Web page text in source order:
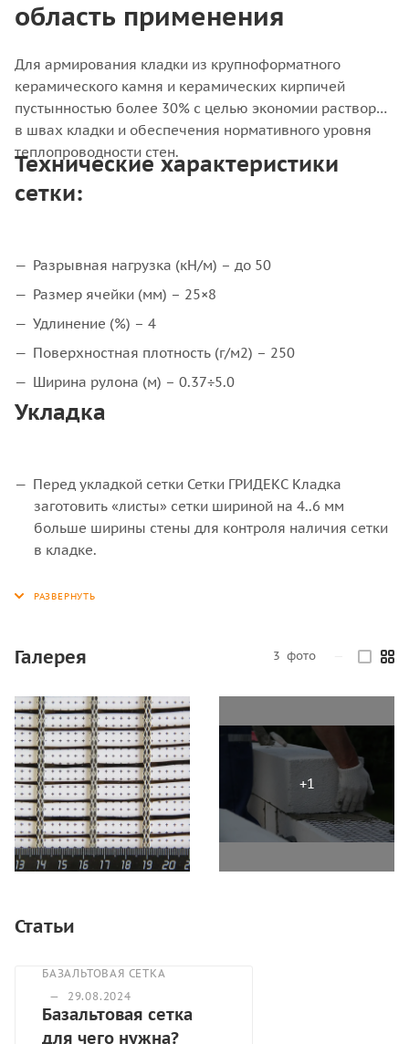
область применения
Для армирования кладки из крупноформатного
керамического камня и керамических кирпичей
пустынностью более 30% с целью экономии раствора
в швах кладки и обеспечения нормативного уровня
теплопроводности стен.
Технические характеристики
сетки:
Разрывная нагрузка (кН/м) – до 50
Размер ячейки (мм) – 25×8
Удлинение (%) – 4
Поверхностная плотность (г/м2) – 250
Ширина рулона (м) – 0.37÷5.0
Укладка
Перед укладкой сетки Сетки ГРИДЕКС Кладка
заготовить «листы» сетки шириной на 4..6 мм
больше ширины стены для контроля наличия сетки
в кладке.
должен составлять не менее 2 мм. При этом следует
Максимальная длина сетки должна обеспечивать
удобную её укладку на горизонтальную
поверхность стены.
Галерея 3 фото
Статьи
БАЗАЛЬТОВАЯ СЕТКА
—
29.08.2024
Базальтовая сетка
для чего нужна?